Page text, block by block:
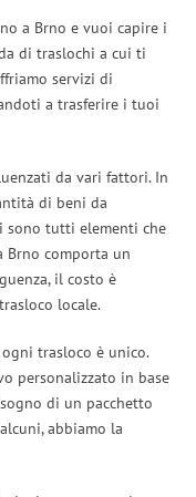
a Brno e vuoi capire i
di traslochi a cui ti
servizi di
a trasferire i tuoi
da vari fattori. In
di beni da
sono tutti elementi che
Brno comporta un
il costo è
locale.
ogni trasloco è unico.
personalizzato in base
di un pacchetto
abbiamo la